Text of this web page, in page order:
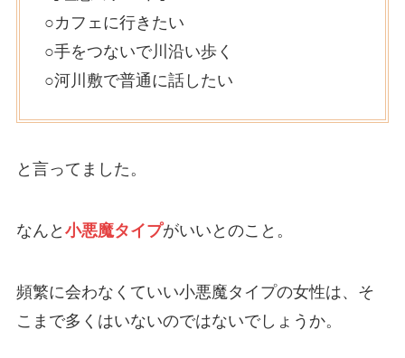
○カフェに行きたい
○手をつないで川沿い歩く
○河川敷で普通に話したい
と言ってました。
なんと 小悪魔タイプがいいとのこと。
頻繁に会わなくていい小悪魔タイプの女性は、そ
こまで多くはいないのではないでしょうか。